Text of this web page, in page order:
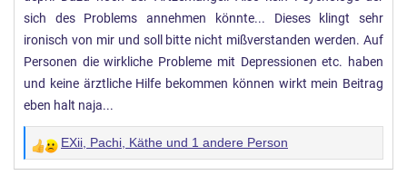
sich des Problems annehmen könnte... Dieses klingt sehr
ironisch von mir und soll bitte nicht mißverstanden werden. Auf
Personen die wirkliche Probleme mit Depressionen etc. haben
und keine ärztliche Hilfe bekommen können wirkt mein Beitrag
eben halt naja...
W
e
EXii, Pachi, Käthe und 1 andere Person